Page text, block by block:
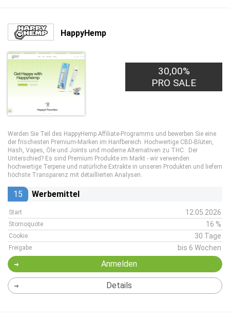
HappyHemp
30,00%
PRO SALE
Werden Sie Teil des HappyHemp Affiliate-Programms und bewerben Sie eine
der frischesten Premium-Marken im Hanfbereich. Hochwertige CBD-Blüten,
Hash, Vapes, Öle und Joints und moderne Alternativen zu THC. Der
Unterschied? Es sind Premium Produkte im Markt - wir verwenden
hochwertige Terpene und natürliche Extrakte in unseren Produkten und liefern
höchste Transparenz mit detaillierten Analysen.
15 Werbemittel
Start 12.05.2026
Stornoquote 16 %
Cookie 30 Tage
Freigabe bis 6 Wochen
Anmelden
Details